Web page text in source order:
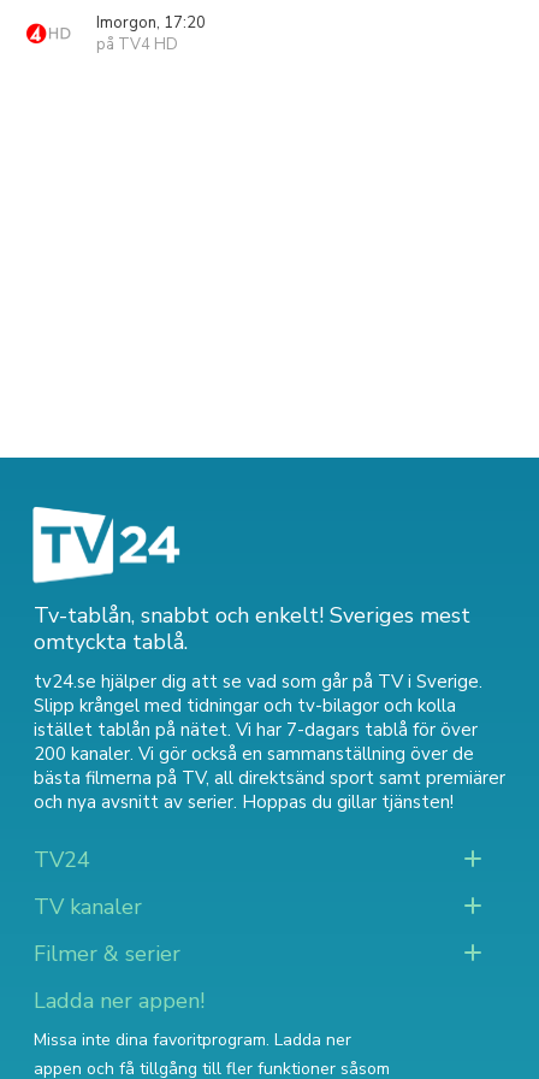
Imorgon, 17:20
på TV4 HD
Tv-tablån, snabbt och enkelt! Sveriges mest
omtyckta tablå.
tv24.se hjälper dig att se vad som går på TV i Sverige.
Slipp krångel med tidningar och tv-bilagor och kolla
istället tablån på nätet. Vi har 7-dagars tablå för över
200 kanaler. Vi gör också en sammanställning över de
bästa filmerna på TV, all direktsänd sport samt premiärer
och nya avsnitt av serier. Hoppas du gillar tjänsten!
TV24
TV kanaler
Filmer & serier
Ladda ner appen!
Missa inte dina favoritprogram. Ladda ner
appen och få tillgång till fler funktioner såsom